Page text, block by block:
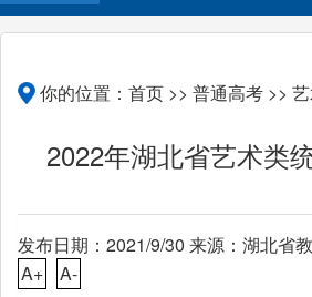
你的位置： 首页 >> 普通高考 >>
2022年湖北省艺术类
发布日期：2021/9/30 来源：湖北省
A+
A-